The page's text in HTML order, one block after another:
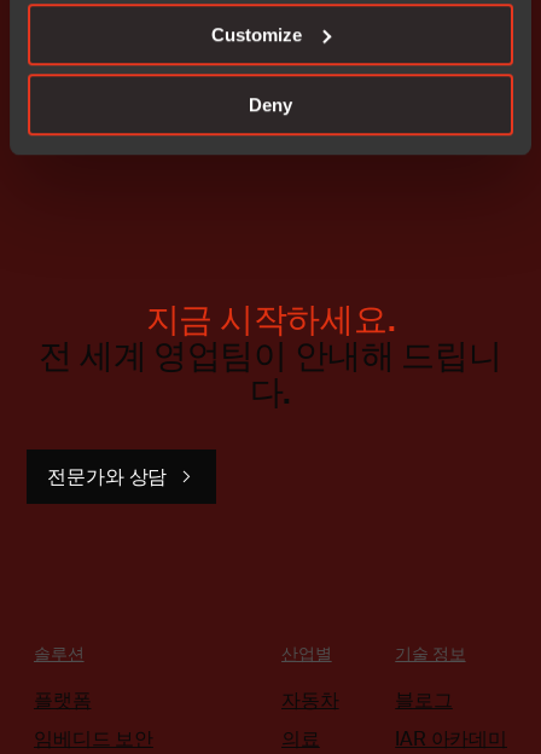
Customize
Deny
규정 준수 도구를 통한 결함 비용 50% 절감
지금 시작하세요.
전 세계 영업팀이 안내해 드립니
다.
전문가와 상담
솔루션
플랫폼
임베디드 보안
산업별
자동차
의료
기술 정보
블로그
IAR 아카데미